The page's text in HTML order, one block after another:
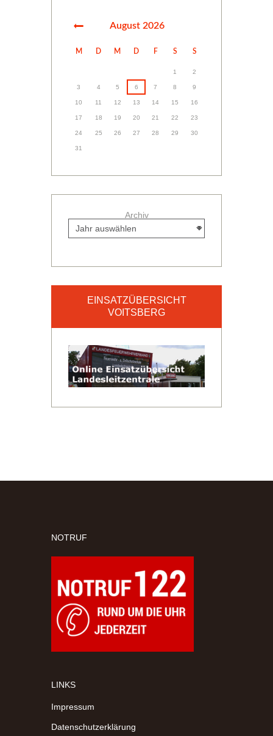
August 2026
M D M D F S S
1 2
3 4 5 6 7 8 9
10 11 12 13 14 15 16
17 18 19 20 21 22 23
24 25 26 27 28 29 30
31
Archiv
EINSATZÜBERSICHT
VOITSBERG
NOTRUF
LINKS
Impressum
Datenschutzerklärung